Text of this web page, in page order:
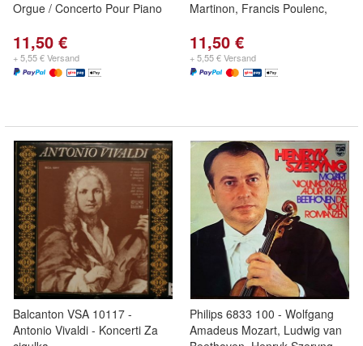
Orgue / Concerto Pour Piano
11,50 €
+ 5,55 € Versand
Martinon, Francis Poulenc,
11,50 €
+ 5,55 € Versand
Balcanton VSA 10117 -
Antonio Vivaldi - Koncerti Za
Philips 6833 100 - Wolfgang
Amadeus Mozart, Ludwig van